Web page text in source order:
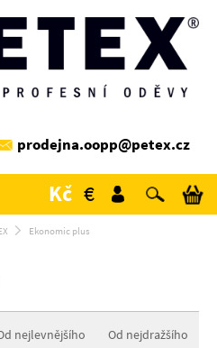
prodejna.oopp@petex.cz
Kč €
Ekonomic plus
nejlevnějšího Od nejdražšího